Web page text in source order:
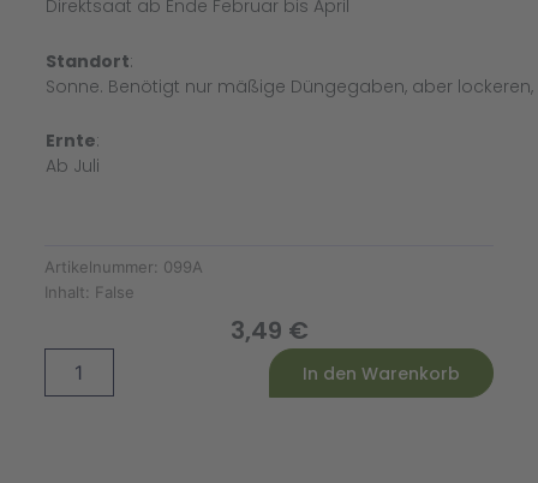
Direktsaat ab Ende Februar bis April
Standort:
Sonne. Benötigt nur mäßige Düngegaben, aber
Ernte:
Ab Juli
Artikelnummer: 099A
Inhalt: False
3,49 €
In den Warenkorb
Alternative: